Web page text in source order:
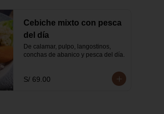
Cebiche mixto con pesca
del día
De calamar, pulpo, langostinos,
conchas de abanico y pesca del día.
S/ 69.00